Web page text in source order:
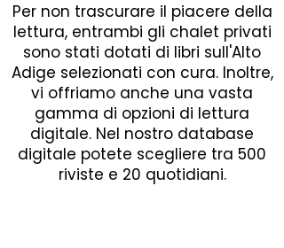
Per non trascurare il piacere della
lettura, entrambi gli chalet privati
sono stati dotati di libri sull'Alto
Adige selezionati con cura. Inoltre,
vi offriamo anche una vasta
gamma di opzioni di lettura
digitale. Nel nostro database
digitale potete scegliere tra 500
riviste e 20 quotidiani.